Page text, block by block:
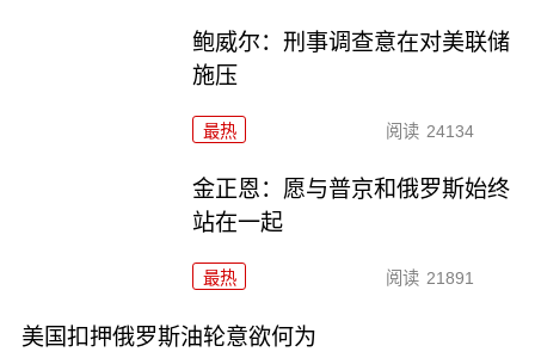
鲍威尔：刑事调查意在对美联储
施压
最热 阅读 24134
金正恩：愿与普京和俄罗斯始终
站在一起
最热 阅读 21891
美国扣押俄罗斯油轮意欲何为